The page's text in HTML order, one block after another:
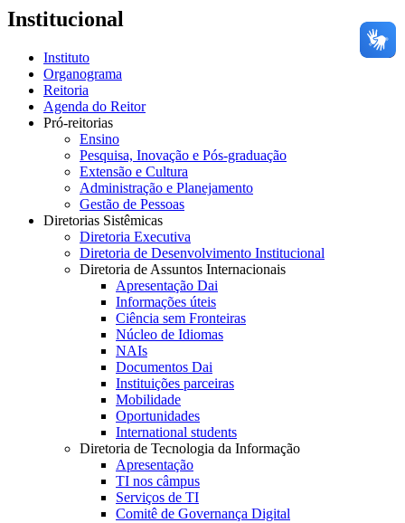
Institucional
Instituto
Organograma
Reitoria
Agenda do Reitor
Pró-reitorias
Ensino
Pesquisa, Inovação e Pós-graduação
Extensão e Cultura
Administração e Planejamento
Gestão de Pessoas
Diretorias Sistêmicas
Diretoria Executiva
Diretoria de Desenvolvimento Institucional
Diretoria de Assuntos Internacionais
Apresentação Dai
Informações úteis
Ciência sem Fronteiras
Núcleo de Idiomas
NAIs
Documentos Dai
Instituições parceiras
Mobilidade
Oportunidades
International students
Diretoria de Tecnologia da Informação
Apresentação
TI nos câmpus
Serviços de TI
Comitê de Governança Digital